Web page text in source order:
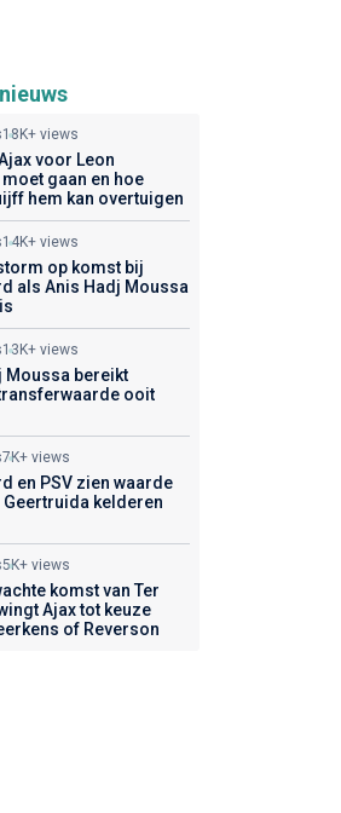
18K+ views
voor Leon
gaan en hoe
hem kan overtuigen
14K+ views
op komst bij
als Anis Hadj Moussa
13K+ views
Moussa bereikt
ooit
7K+ views
en PSV zien waarde
Geertruida kelderen
5K+ views
komst van Ter
Ajax tot keuze
of Reverson